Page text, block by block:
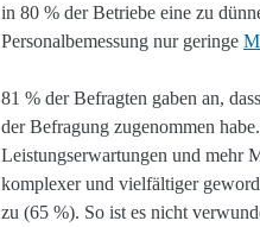
in 80 % der Betriebe eine zu
Personalbemessung nur geringe
81 % der Befragten gaben an,
der Befragung zugenommen
Leistungserwartungen und mehr
komplexer und vielfältiger
zu (65 %). So ist es nicht